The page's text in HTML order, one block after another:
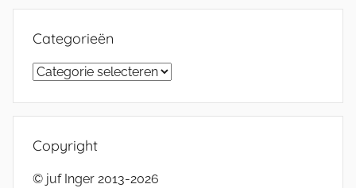
Categorieën
Categorieën
Copyright
© juf Inger 2013-2026